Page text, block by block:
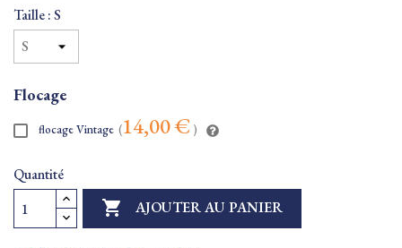
Taille : S
Flocage
flocage Vintage (14,00 € )
Quantité
 AJOUTER AU PANIER